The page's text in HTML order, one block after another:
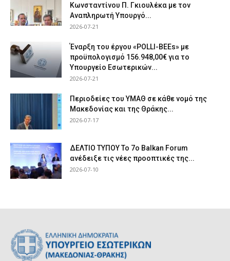
Κωνσταντίνου Π. Γκιουλέκα με τον
Αναπληρωτή Υπουργό...
2026-07-21
Έναρξη του έργου «POLLI-BEEs» με
προϋπολογισμό 156.948,00€ για το
Υπουργείο Εσωτερικών...
2026-07-21
Περιοδείες του ΥΜΑΘ σε κάθε νομό της
Μακεδονίας και της Θράκης...
2026-07-17
ΔΕΛΤΙΟ ΤΥΠΟΥ Το 7ο Balkan Forum
ανέδειξε τις νέες προοπτικές της...
2026-07-10